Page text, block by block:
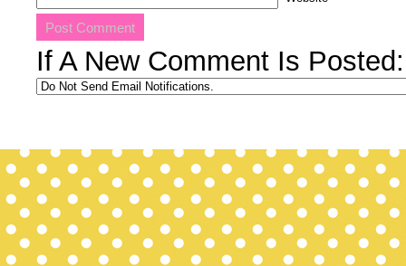
If A New Comment Is Posted: